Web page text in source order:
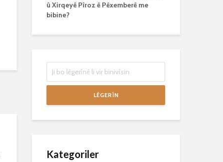
û Xirqeyê Pîroz ê Pêxemberê me
bibine?
LÊGERÎN
Kategoriler